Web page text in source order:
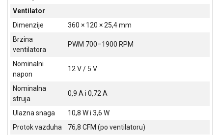
ALAT I
OUTLET
IGRAČKE
Ventilator
Dimenzije
360 × 120 × 25,4 mm
Brzina
ventilatora
PWM 700–1900 RPM
Nominalni
napon
12 V / 5 V
Nominalna
struja
0,9 A i 0,72 A
Ulazna snaga
10,8 W i 3,6 W
Protok vazduha
76,8 CFM (po ventilatoru)